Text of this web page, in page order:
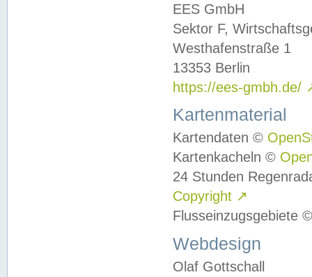
EES GmbH
Sektor F,
Westhafenstraße 1
13353 Berlin
https://ees-gmbh.de/
Kartenmaterial
Kartendaten ©
Kartenkacheln ©
24 Stunden
Copyright ↗
Flusseinzugsgebiete
Webdesign
Olaf Gottschall